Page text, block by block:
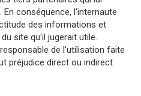
conséquence, l'internaute
des informations et
site qu'il jugerait utile.
de l'utilisation faite
préjudice direct ou indirect